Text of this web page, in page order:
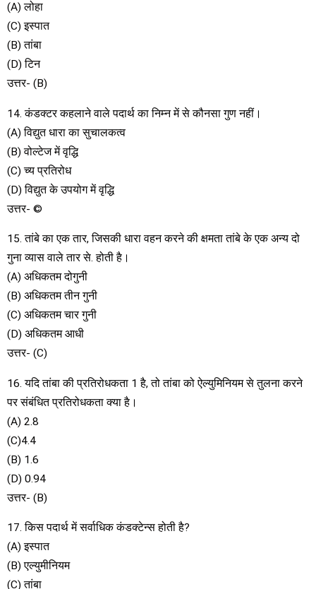
(A) लोहा
(C) इस्पात
(B) तांबा
(D) टिन
उत्तर- (B)
14. कंडक्टर कहलाने वाले पदार्थ का निम्न में से कौनसा गुण नहीं।
(A) विद्युत धारा का सुचालकत्व
(B) वोल्टेज में वृद्धि
(C) च्य प्रतिरोध
(D) विद्युत के उपयोग में वृद्धि
उत्तर- ©
15. तांबे का एक तार, जिसकी धारा वहन करने की क्षमता तांबे के एक अन्य दो
गुना व्यास वाले तार से. होती है।
(A) अधिकतम दोगुनी
(B) अधिकतम तीन गुनी
(C) अधिकतम चार गुनी
(D) अधिकतम आधी
उत्तर- (C)
16. यदि तांबा की प्रतिरोधकता 1 है, तो तांबा को ऐल्युमिनियम से तुलना करने
पर संबंधित प्रतिरोधकता क्या है।
(A) 2.8
(C)4.4
(B) 1.6
(D) 0.94
उत्तर- (B)
17. किस पदार्थ में सर्वाधिक कंडक्टेन्स होती है?
(A) इस्पात
(B) एल्युमीनियम
(C) तांबा